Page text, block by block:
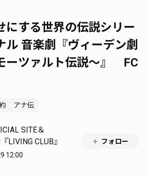
にする世界の伝説シリー
ル 音楽劇『ヴィーデン劇
ーツァルト伝説〜』 FC
アナ伝
SITE＆
LIVING CLUB』
12:00
フォロー